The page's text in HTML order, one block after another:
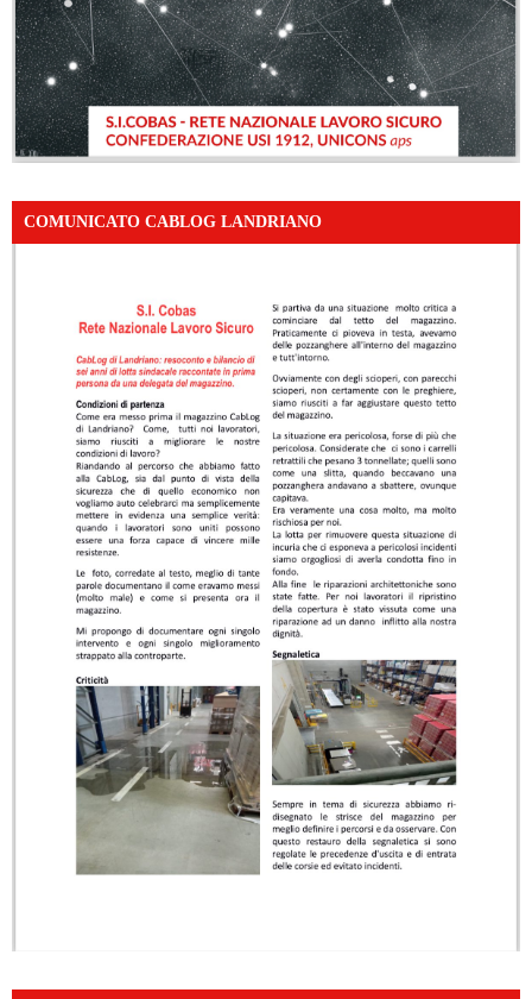
COMUNICATO CABLOG LANDRIANO